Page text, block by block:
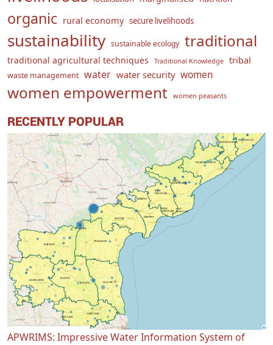
organic rural economy secure livelihoods
sustainability sustainable ecology traditional
traditional agricultural techniques Traditional Knowledge tribal
waste management water water security women
women empowerment women peasants
RECENTLY POPULAR
APWRIMS: Impressive Water Information System of